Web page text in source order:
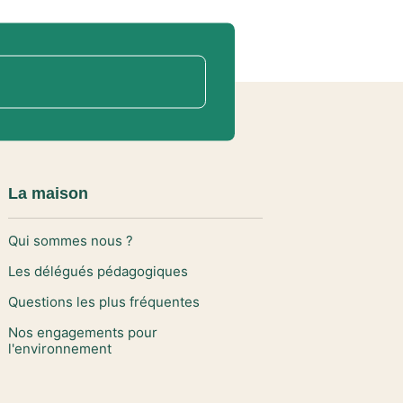
La maison
Qui sommes nous ?
Les délégués pédagogiques
Questions les plus fréquentes
Nos engagements pour
l'environnement